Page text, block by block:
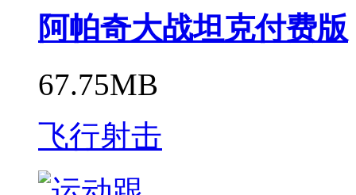
阿帕奇大战坦克付费版
67.75MB
飞行射击